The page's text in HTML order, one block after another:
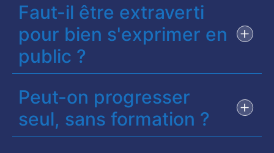
Faut-il être extraverti
pour bien s'exprimer en
public ?
Peut-on progresser
seul, sans formation ?